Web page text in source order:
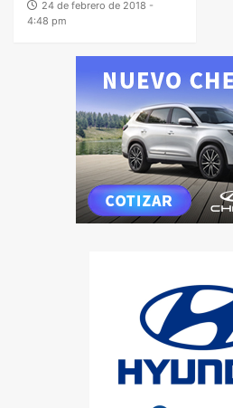
24 de febrero de 2018 -
4:48 pm